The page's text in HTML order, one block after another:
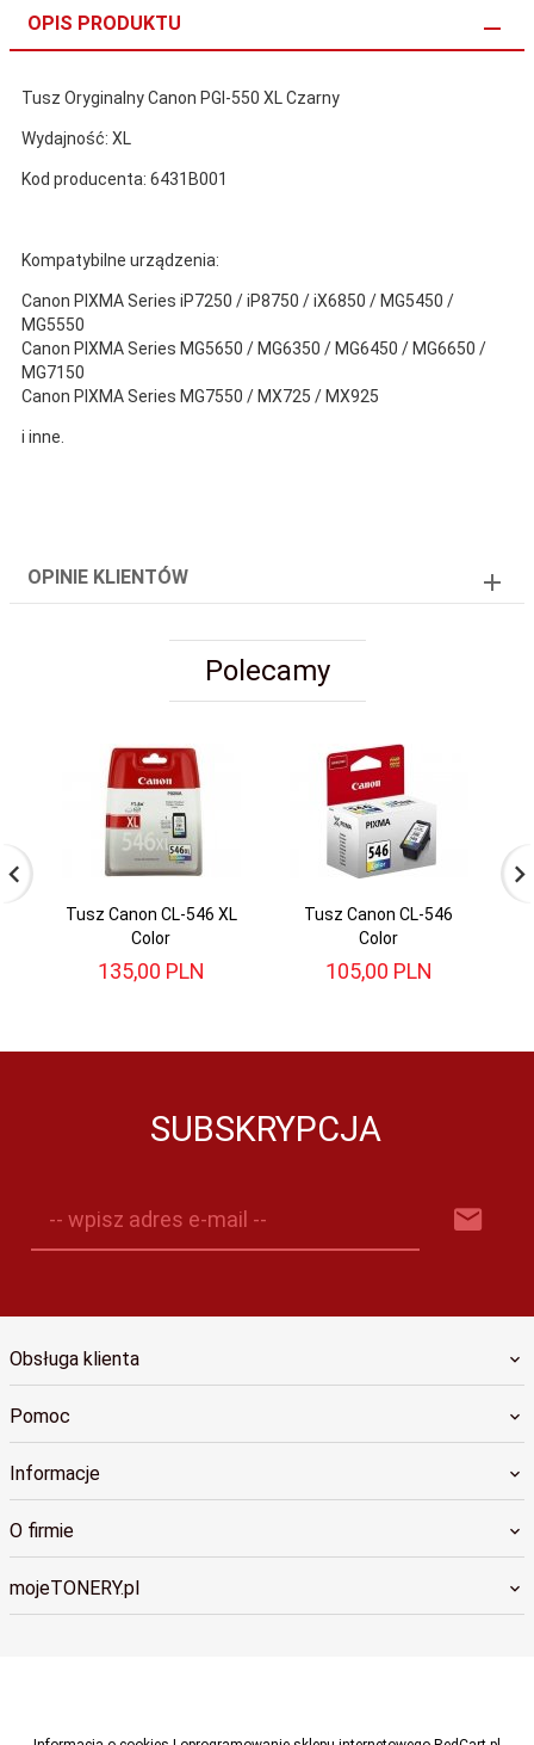
OPIS PRODUKTU
Tusz Oryginalny Canon PGI-550 XL Czarny
Wydajność: XL
Kod producenta: 6431B001
Kompatybilne urządzenia:
Canon PIXMA Series iP7250 / iP8750 / iX6850 / MG5450 /
MG5550
Canon PIXMA Series MG5650 / MG6350 / MG6450 / MG6650 /
MG7150
Canon PIXMA Series MG7550 / MX725 / MX925
i inne.
OPINIE KLIENTÓW
Polecamy
Tusz Canon CL-546 XL
Color
135,00 PLN
Tusz Canon CL-546
Color
105,00 PLN
SUBSKRYPCJA
-- wpisz adres e-mail --
Obsługa klienta
Pomoc
Informacje
O firmie
mojeTONERY.pl